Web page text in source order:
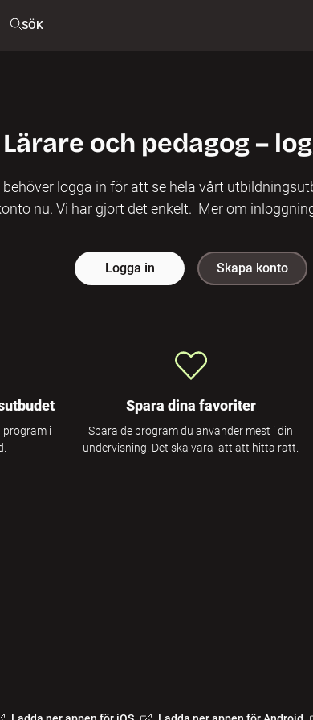
SÖK
Lärare och pedagog –
behöver logga in för att se hela vårt
nu. Vi har gjort det enkelt. Mer om
Logga in Skapa konto
program i
Spara dina favoriter
Spara de program du använder mest i din
undervisning. Det ska vara lätt att hitta rätt.